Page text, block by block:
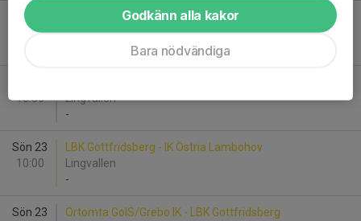
Tis 18
19:00
Ekängens IF - LBK Gottfridsberg
Ekängens IP
18:30
Lingvallen
-
Sön 23
10:00
LBK Gottfridsberg - IK Östria Lambohov
Lingvallen
-
Sön 23
Örtomta GoIS/Grebo IK - LBK Gottfridsberg
Godkänn alla kakor
Bara nödvändiga